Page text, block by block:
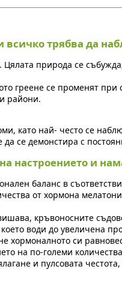
всичко трябва да
природа се
греене се променят
райони.
като най- често се
се демонстира с
настроението и
баланс в
от хормона
кръвоносните
води до увеличена
хормоналното си
на по-големи
и пулсовата